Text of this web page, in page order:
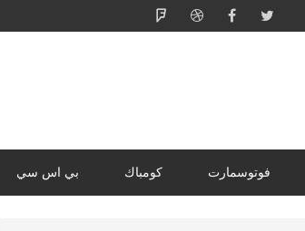
فوتوسمارت كومباك بي اس سي